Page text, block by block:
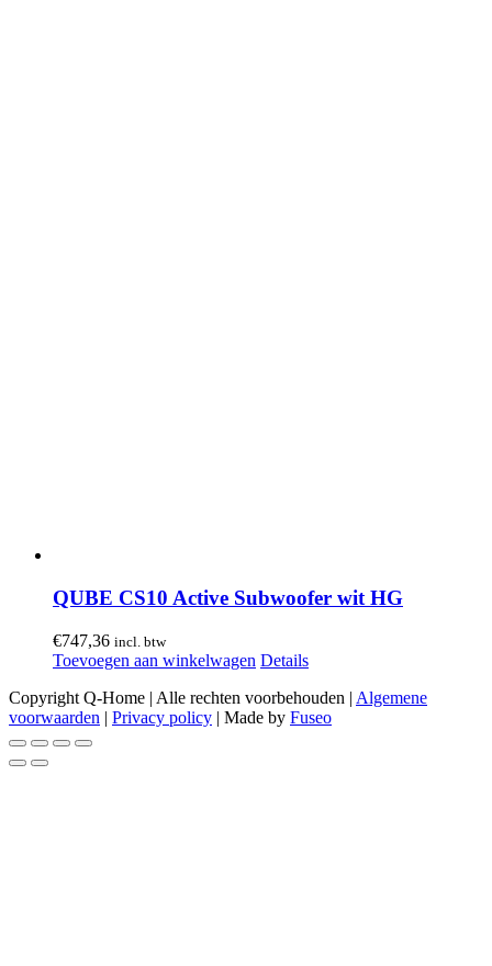
QUBE CS10 Active Subwoofer wit HG
€747,36 incl. btw
Toevoegen aan winkelwagen Details
Copyright Q-Home | Alle rechten voorbehouden | Algemene
voorwaarden | Privacy policy | Made by Fuseo